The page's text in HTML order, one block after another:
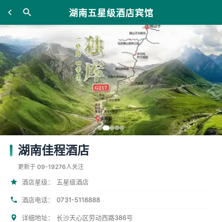
湖南五星级酒店宾馆
湖南佳程酒店
更新于 09-19276人关注
酒店星级： 五星级酒店
酒店电话： 0731-5118888
详细地址： 长沙天心区劳动西路386号